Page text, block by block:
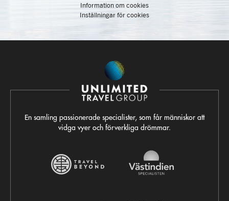
Information om cookies
Inställningar för cookies
En samling passionerade specialister, som får människor att
vidga vyer och förverkliga drömmar.